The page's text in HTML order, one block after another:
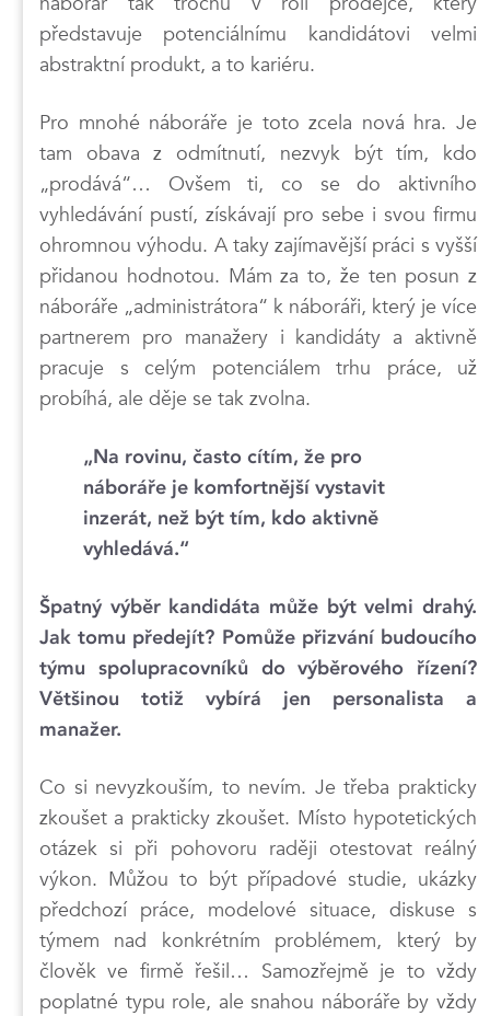
představuje potenciálnímu kandidátovi velmi
abstraktní produkt, a to kariéru.
Pro mnohé náboráře je toto zcela nová hra. Je
tam obava z odmítnutí, nezvyk být tím, kdo
„prodává“… Ovšem ti, co se do aktivního
vyhledávání pustí, získávají pro sebe i svou firmu
ohromnou výhodu. A taky zajímavější práci s vyšší
přidanou hodnotou. Mám za to, že ten posun z
náboráře „administrátora“ k náboráři, který je více
partnerem pro manažery i kandidáty a aktivně
pracuje s celým potenciálem trhu práce, už
probíhá, ale děje se tak zvolna.
„Na rovinu, často cítím, že pro
náboráře je komfortnější vystavit
inzerát, než být tím, kdo aktivně
vyhledává.“
Špatný výběr kandidáta může být velmi drahý.
Jak tomu předejít? Pomůže přizvání budoucího
týmu spolupracovníků do výběrového řízení?
Většinou totiž vybírá jen personalista a
manažer.
Co si nevyzkouším, to nevím. Je třeba prakticky
zkoušet a prakticky zkoušet. Místo hypotetických
otázek si při pohovoru raději otestovat reálný
výkon. Můžou to být případové studie, ukázky
předchozí práce, modelové situace, diskuse s
týmem nad konkrétním problémem, který by
člověk ve firmě řešil… Samozřejmě je to vždy
poplatné typu role, ale snahou náboráře by vždy